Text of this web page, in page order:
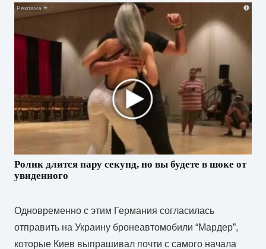
i
Ролик длится пару секунд, но вы будете в шоке от
увиденного
Одновременно с этим Германия согласилась
отправить на Украину бронеавтомобили “Мардер”,
которые Киев выпрашивал почти с самого начала